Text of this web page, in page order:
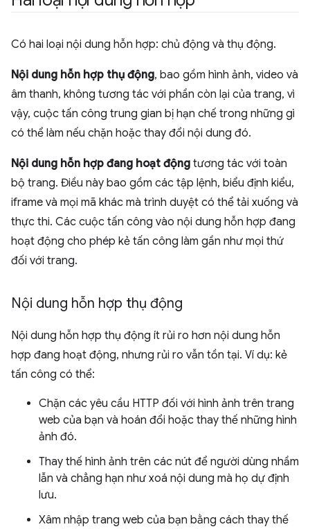
Có hai loại nội dung hỗn hợp: chủ động và thụ động.
Nội dung hỗn hợp thụ động, bao gồm hình ảnh, video và
âm thanh, không tương tác với phần còn lại của trang, vì
vậy, cuộc tấn công trung gian bị hạn chế trong những gì
có thể làm nếu chặn hoặc thay đổi nội dung đó.
Nội dung hỗn hợp đang hoạt động tương tác với toàn
bộ trang. Điều này bao gồm các tập lệnh, biểu định kiểu,
iframe và mọi mã khác mà trình duyệt có thể tải xuống và
thực thi. Các cuộc tấn công vào nội dung hỗn hợp đang
hoạt động cho phép kẻ tấn công làm gần như mọi thứ
đối với trang.
Nội dung hỗn hợp thụ động
Nội dung hỗn hợp thụ động ít rủi ro hơn nội dung hỗn
hợp đang hoạt động, nhưng rủi ro vẫn tồn tại. Ví dụ: kẻ
tấn công có thể:
Chặn các yêu cầu HTTP đối với hình ảnh trên trang
web của bạn và hoán đổi hoặc thay thế những hình
ảnh đó.
Thay thế hình ảnh trên các nút để người dùng nhầm
lẫn và chẳng hạn như xoá nội dung mà họ dự định
lưu.
Xâm nhập trang web của bạn bằng cách thay thế